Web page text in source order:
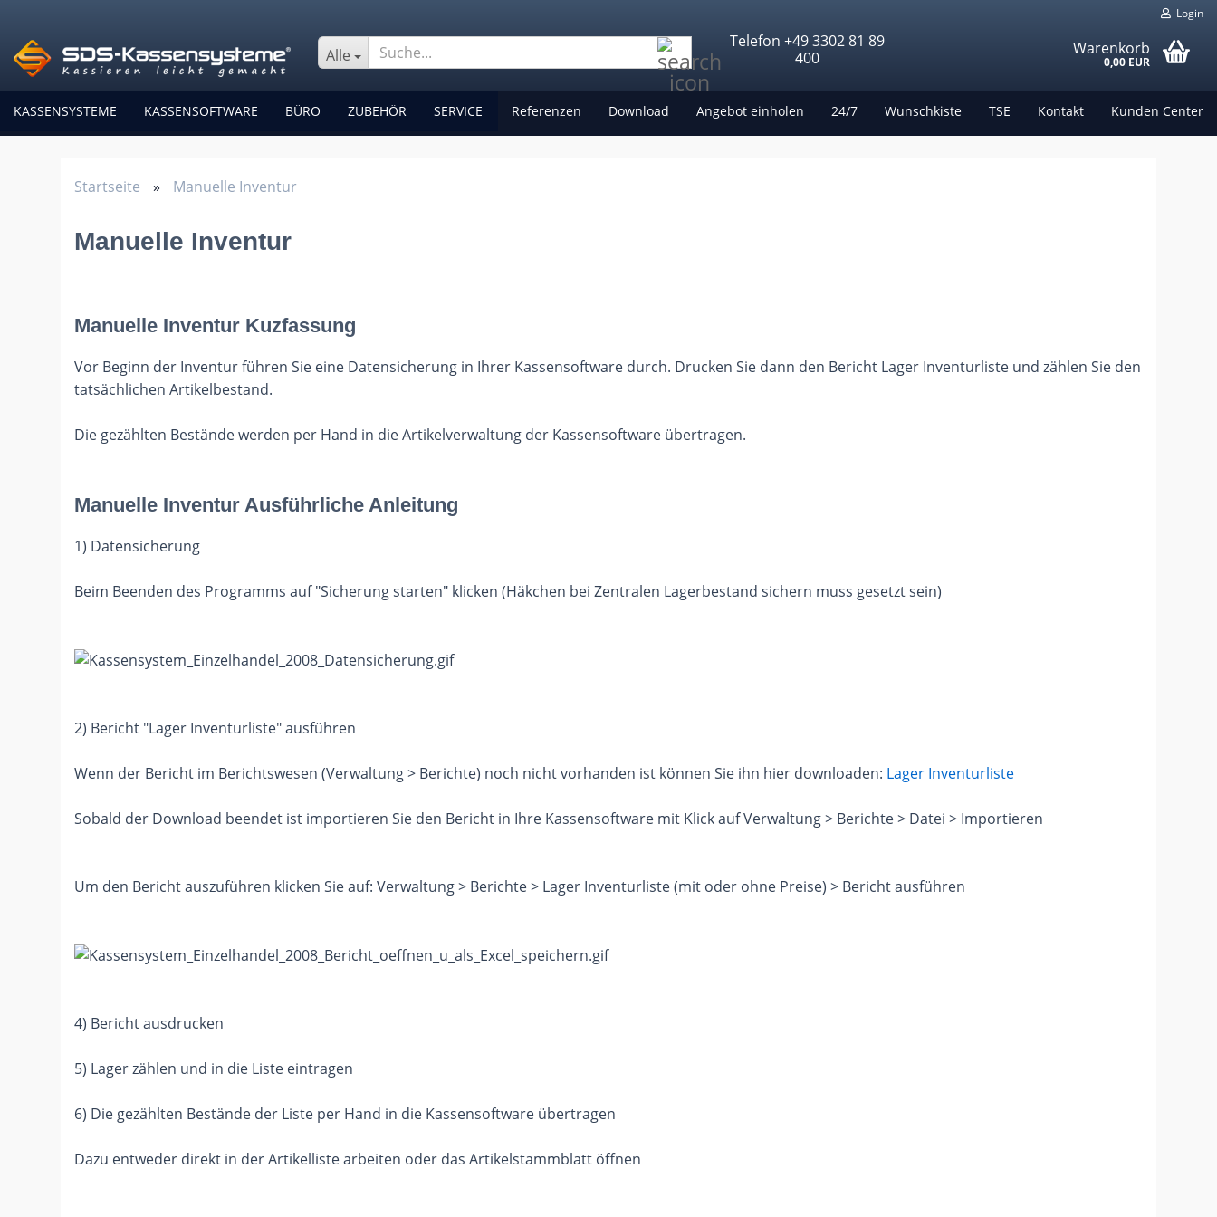
Login
Alle Suche...Telefon +49 3302 81 89
400
Warenkorb
0,00 EUR
KASSENSYSTEME KASSENSOFTWARE BÜRO ZUBEHÖR SERVICE Referenzen Download Angebot einholen 24/7 Wunschkiste TSE Kontakt Kunden Center
Startseite » Manuelle Inventur
Manuelle Inventur
Manuelle Inventur Kuzfassung
Vor Beginn der Inventur führen Sie eine Datensicherung in Ihrer Kassensoftware durch. Drucken Sie dann den Bericht Lager Inventurliste und zählen Sie den
tatsächlichen Artikelbestand.
Die gezählten Bestände werden per Hand in die Artikelverwaltung der Kassensoftware übertragen.
Manuelle Inventur Ausführliche Anleitung
1) Datensicherung
Beim Beenden des Programms auf "Sicherung starten" klicken (Häkchen bei Zentralen Lagerbestand sichern muss gesetzt sein)
2) Bericht "Lager Inventurliste" ausführen
Wenn der Bericht im Berichtswesen (Verwaltung > Berichte) noch nicht vorhanden ist können Sie ihn hier downloaden: Lager Inventurliste
Sobald der Download beendet ist importieren Sie den Bericht in Ihre Kassensoftware mit Klick auf Verwaltung > Berichte > Datei > Importieren
Um den Bericht auszuführen klicken Sie auf: Verwaltung > Berichte > Lager Inventurliste (mit oder ohne Preise) > Bericht ausführen
4) Bericht ausdrucken
5) Lager zählen und in die Liste eintragen
6) Die gezählten Bestände der Liste per Hand in die Kassensoftware übertragen
Dazu entweder direkt in der Artikelliste arbeiten oder das Artikelstammblatt öffnen